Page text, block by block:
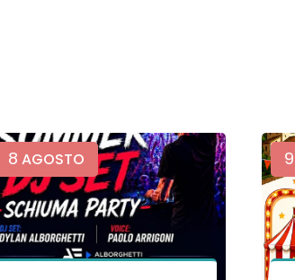
8 AGOSTO 9